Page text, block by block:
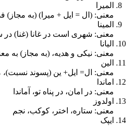
المیرا
معنی: (ال = ایل + میرا) (به مجاز)
المینا
معنی: شهری است در غانا (غنا) در
الیانا
معنی: نیکی و هدیه، (به مجاز)
الین
معنی: ال= ایل+ ین (پسوند
اماندا
معنی: در امان، در پناه تو، آماندا
اولدوز
معنی: ستاره، اختر، کوکب، نجم
ایپک